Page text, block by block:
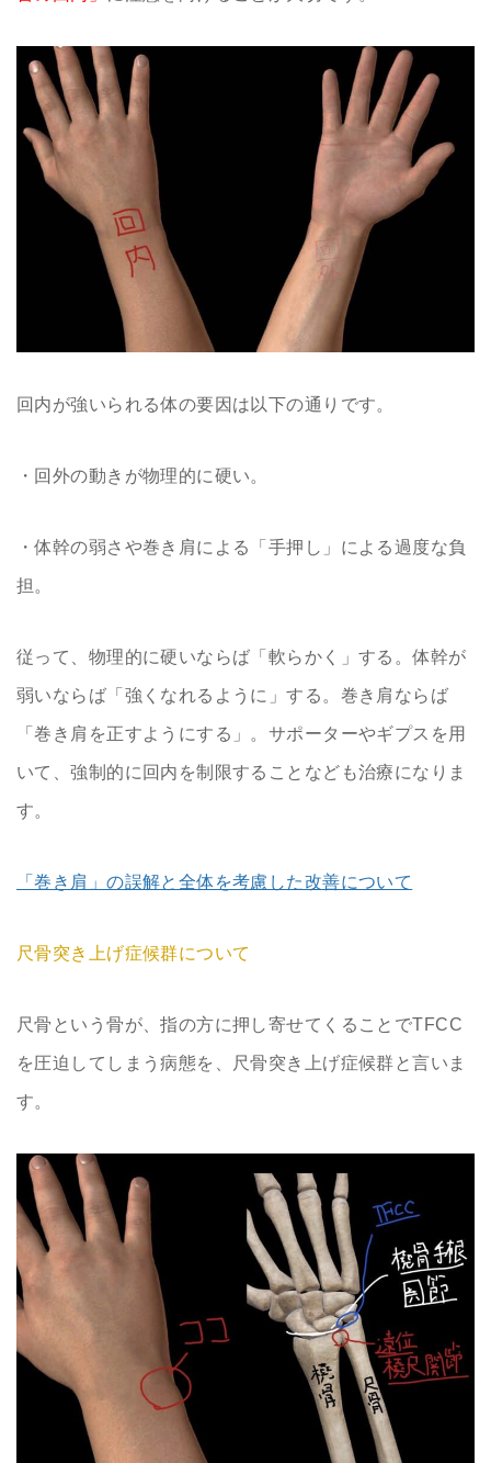
回内が強いられる体の要因は以下の通りです。
・回外の動きが物理的に硬い。
・体幹の弱さや巻き肩による「手押し」による過度な負
担。
従って、物理的に硬いならば「軟らかく」する。体幹が
弱いならば「強くなれるように」する。巻き肩ならば
「巻き肩を正すようにする」。サポーターやギプスを用
いて、強制的に回内を制限することなども治療になりま
す。
「巻き肩」の誤解と全体を考慮した改善について
尺骨突き上げ症候群について
尺骨という骨が、指の方に押し寄せてくることでTFCC
を圧迫してしまう病態を、尺骨突き上げ症候群と言いま
す。